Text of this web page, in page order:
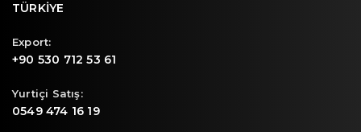
TÜRKİYE
Export:
+90 530 712 53 61
Yurtiçi Satış:
0549 474 16 19